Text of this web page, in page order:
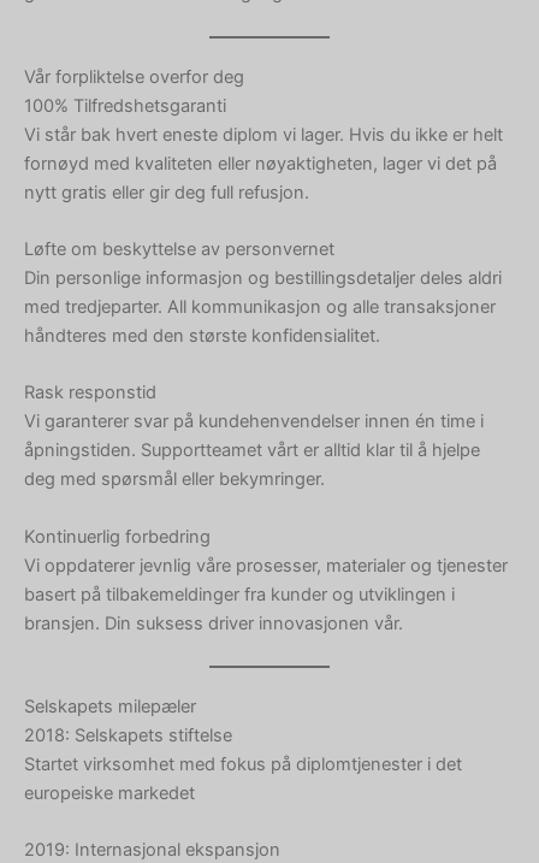
Vår forpliktelse overfor deg
100% Tilfredshetsgaranti
Vi står bak hvert eneste diplom vi lager. Hvis du ikke er helt
fornøyd med kvaliteten eller nøyaktigheten, lager vi det på
nytt gratis eller gir deg full refusjon.
Løfte om beskyttelse av personvernet
Din personlige informasjon og bestillingsdetaljer deles aldri
med tredjeparter. All kommunikasjon og alle transaksjoner
håndteres med den største konfidensialitet.
Rask responstid
Vi garanterer svar på kundehenvendelser innen én time i
åpningstiden. Supportteamet vårt er alltid klar til å hjelpe
deg med spørsmål eller bekymringer.
Kontinuerlig forbedring
Vi oppdaterer jevnlig våre prosesser, materialer og tjenester
basert på tilbakemeldinger fra kunder og utviklingen i
bransjen. Din suksess driver innovasjonen vår.
Selskapets milepæler
2018: Selskapets stiftelse
Startet virksomhet med fokus på diplomtjenester i det
europeiske markedet
2019: Internasjonal ekspansjon